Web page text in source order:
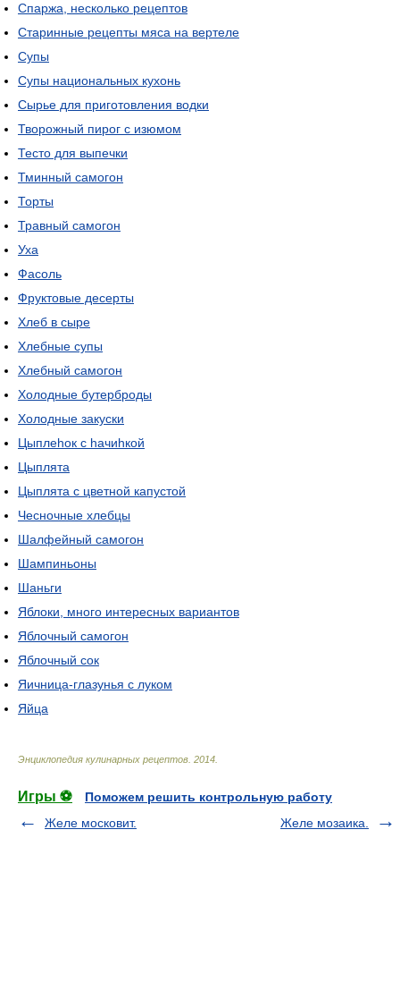
Спаржа, несколько рецептов
Старинные рецепты мяса на вертеле
Супы
Супы национальных кухонь
Сырье для приготовления водки
Творожный пирог с изюмом
Тесто для выпечки
Тминный самогон
Торты
Травный самогон
Уха
Фасоль
Фруктовые десерты
Хлеб в сыре
Хлебные супы
Хлебный самогон
Холодные бутерброды
Холодные закуски
Цыплеhок с hачиhкой
Цыплята
Цыплята с цветной капустой
Чесночные хлебцы
Шалфейный самогон
Шампиньоны
Шаньги
Яблоки, много интересных вариантов
Яблочный самогон
Яблочный сок
Яичница-глазунья с луком
Яйца
Энциклопедия кулинарных рецептов 2014
Игры ⚽
Поможем решить контрольную работу
Желе московит.
Желе мозаика.